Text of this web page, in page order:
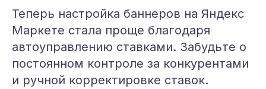
Теперь настройка баннеров на Яндекс
Маркете стала проще благодаря
автоуправлению ставками. Забудьте о
постоянном контроле за конкурентами
и ручной корректировке ставок.